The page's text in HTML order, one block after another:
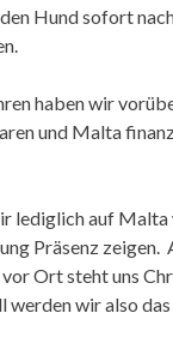
Hund sofort
haben wir
und Malta
lediglich auf
Präsenz zeigen.
Ort steht uns
wir also